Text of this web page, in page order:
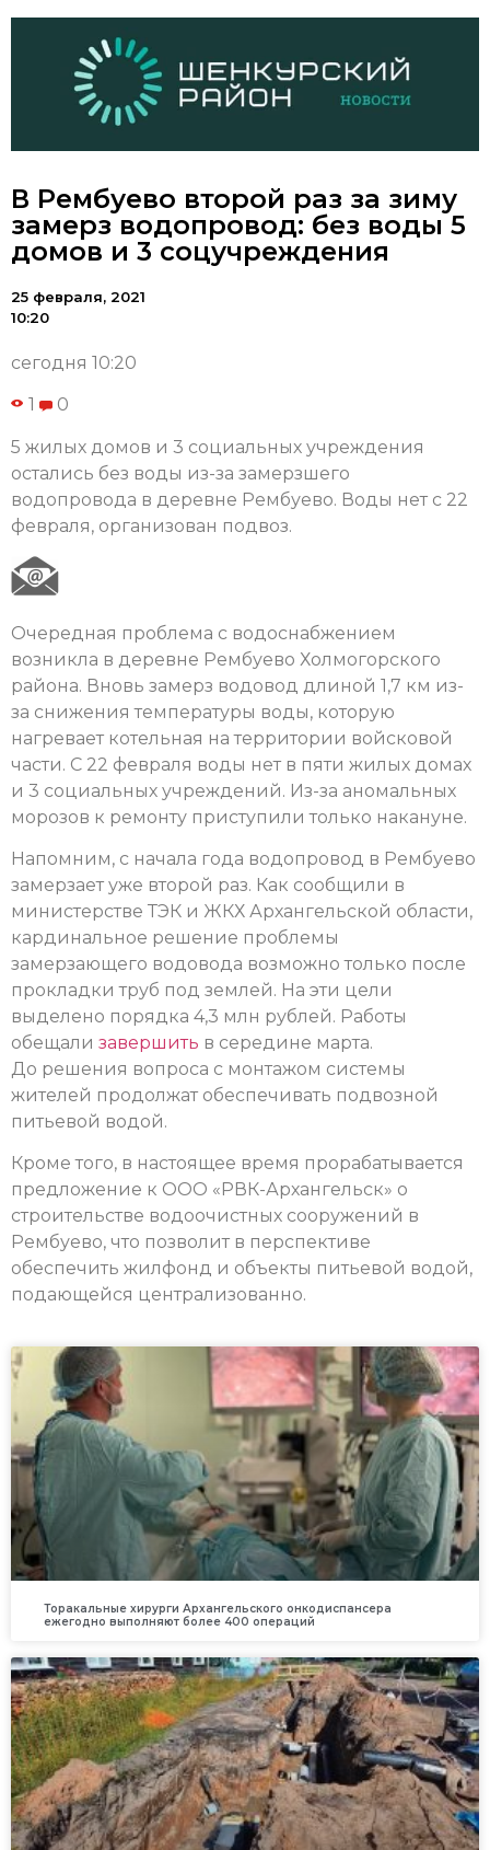
В Рембуево второй раз за зиму
замерз водопровод: без воды 5
домов и 3 соцучреждения
25 февраля, 2021
10:20
сегодня 10:20
1 0
5 жилых домов и 3 социальных учреждения
остались без воды из-за замерзшего
водопровода в деревне Рембуево. Воды нет с 22
февраля, организован подвоз.
Очередная проблема с водоснабжением
возникла в деревне Рембуево Холмогорского
района. Вновь замерз водовод длиной 1,7 км из-
за снижения температуры воды, которую
нагревает котельная на территории войсковой
части. С 22 февраля воды нет в пяти жилых домах
и 3 социальных учреждений. Из-за аномальных
морозов к ремонту приступили только накануне.
Напомним, с начала года водопровод в Рембуево
замерзает уже второй раз. Как сообщили в
министерстве ТЭК и ЖКХ Архангельской области,
кардинальное решение проблемы
замерзающего водовода возможно только после
прокладки труб под землей. На эти цели
выделено порядка 4,3 млн рублей. Работы
обещали завершить в середине марта.
До решения вопроса с монтажом системы
жителей продолжат обеспечивать подвозной
питьевой водой.
Кроме того, в настоящее время прорабатывается
предложение к ООО «РВК-Архангельск» о
строительстве водоочистных сооружений в
Рембуево, что позволит в перспективе
обеспечить жилфонд и объекты питьевой водой,
подающейся централизованно.
Торакальные хирурги Архангельского онкодиспансера
ежегодно выполняют более 400 операций